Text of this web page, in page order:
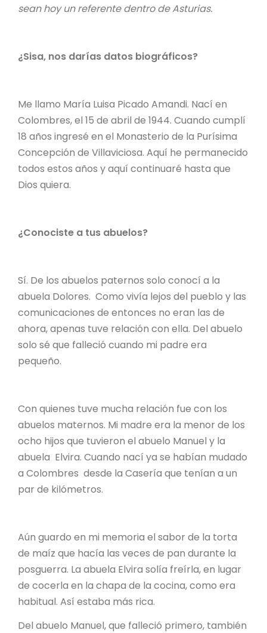
sean hoy un referente dentro de Asturias.
¿Sisa, nos darías datos biográficos?
Me llamo María Luisa Picado Amandi. Nací en
Colombres, el 15 de abril de 1944. Cuando cumplí
18 años ingresé en el Monasterio de la Purísima
Concepción de Villaviciosa. Aquí he permanecido
todos estos años y aquí continuaré hasta que
Dios quiera.
¿Conociste a tus abuelos?
Sí. De los abuelos paternos solo conocí a la
abuela Dolores. Como vivía lejos del pueblo y las
comunicaciones de entonces no eran las de
ahora, apenas tuve relación con ella. Del abuelo
solo sé que falleció cuando mi padre era
pequeño.
Con quienes tuve mucha relación fue con los
abuelos maternos. Mi madre era la menor de los
ocho hijos que tuvieron el abuelo Manuel y la
abuela Elvira. Cuando nací ya se habían mudado
a Colombres desde la Casería que tenían a un
par de kilómetros.
Aún guardo en mi memoria el sabor de la torta
de maíz que hacía las veces de pan durante la
posguerra. La abuela Elvira solía freírla, en lugar
de cocerla en la chapa de la cocina, como era
habitual. Así estaba más rica.
Del abuelo Manuel, que falleció primero, también